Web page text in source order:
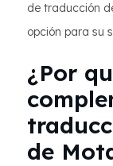
de traducción
opción para su
¿Por
de